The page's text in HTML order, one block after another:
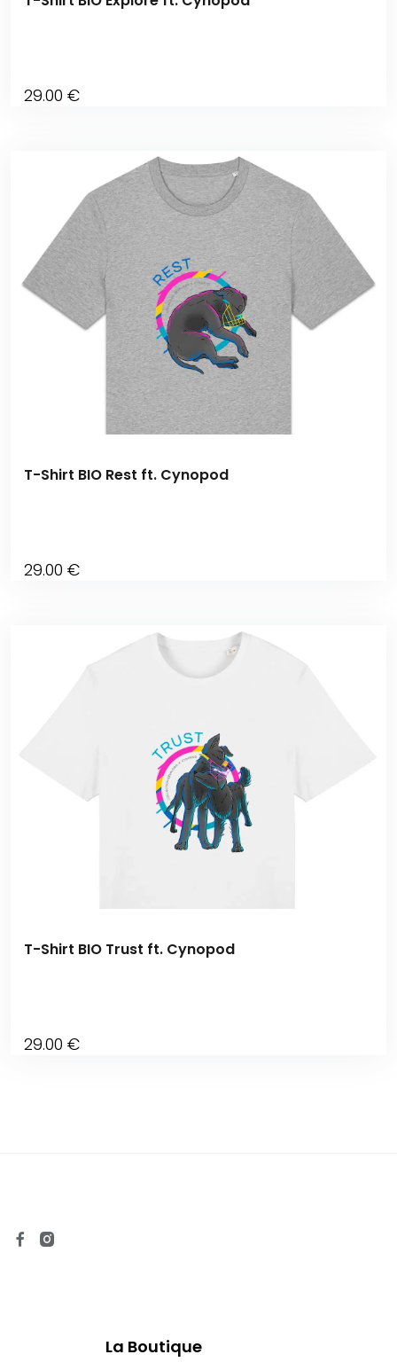
29.00 €
T-Shirt BIO Rest ft. Cynopod
29.00 €
T-Shirt BIO Trust ft. Cynopod
29.00 €
La Boutique